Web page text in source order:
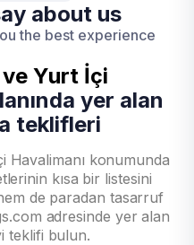
about us
the best experience
Yurt İçi
yer alan
teklifleri
Havalimanı konumunda
kısa bir listesini
de paradan tasarruf
adresinde yer alan
teklifi bulun.